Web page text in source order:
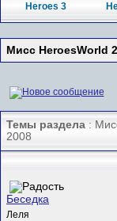
Heroes 3
Мисс HeroesWorld
Темы раздела :
2008
Беседка
Леля